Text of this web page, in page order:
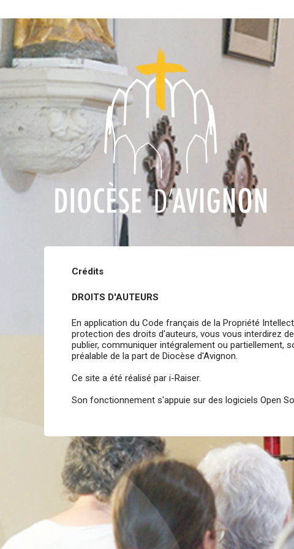
Crédits
DROITS D'AUTEURS
En application du Code français de la Propriété
protection des droits d'auteurs, vous vous interdirez
publier, communiquer intégralement ou partiellement,
préalable de la part de Diocèse d'Avignon.
Ce site a été réalisé par i-Raiser.
Son fonctionnement s'appuie sur des logiciels Open